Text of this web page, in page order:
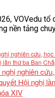
VOVedu tổ
nền tảng
nghiên
Hội nghị
XIV